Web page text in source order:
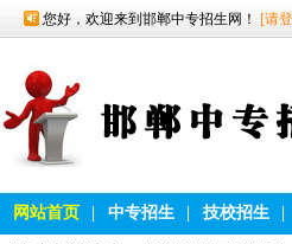
您好，欢迎来到邯郸中专招生网！ [请
网站首页 中专招生 技校招生